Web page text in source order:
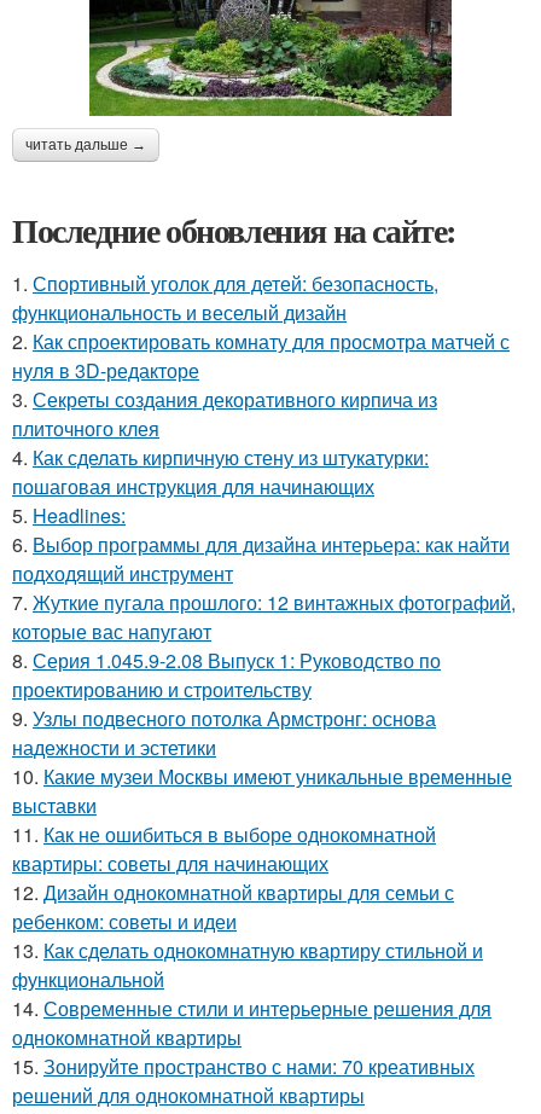
читать дальше →
Последние обновления на сайте:
1. Спортивный уголок для детей: безопасность,
функциональность и веселый дизайн
2. Как спроектировать комнату для просмотра матчей с
нуля в 3D-редакторе
3. Секреты создания декоративного кирпича из
плиточного клея
4. Как сделать кирпичную стену из штукатурки:
пошаговая инструкция для начинающих
5. Headlines:
6. Выбор программы для дизайна интерьера: как найти
подходящий инструмент
7. Жуткие пугала прошлого: 12 винтажных фотографий,
которые вас напугают
8. Серия 1.045.9-2.08 Выпуск 1: Руководство по
проектированию и строительству
9. Узлы подвесного потолка Армстронг: основа
надежности и эстетики
10. Какие музеи Москвы имеют уникальные временные
выставки
11. Как не ошибиться в выборе однокомнатной
квартиры: советы для начинающих
12. Дизайн однокомнатной квартиры для семьи с
ребенком: советы и идеи
13. Как сделать однокомнатную квартиру стильной и
функциональной
14. Современные стили и интерьерные решения для
однокомнатной квартиры
15. Зонируйте пространство с нами: 70 креативных
решений для однокомнатной квартиры